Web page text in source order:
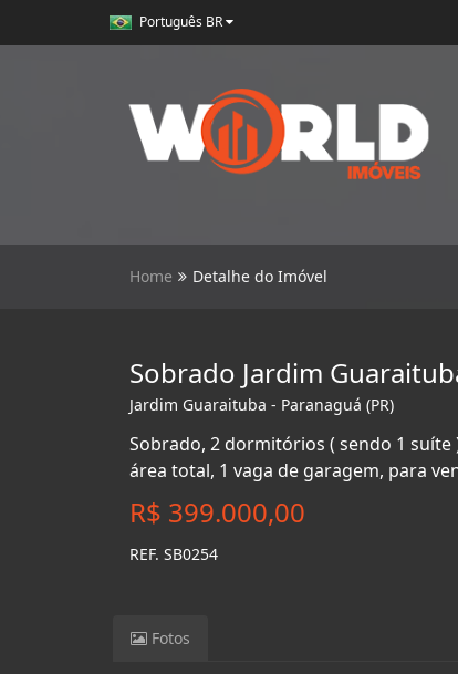
Português BR
Home Detalhe do Imóvel
Sobrado Jardim
Jardim Guaraituba - Paranaguá (PR)
Sobrado, 2 dormitórios ( sendo 1 suíte
área total, 1 vaga de garagem, para
R$ 399.000,00
REF. SB0254
Fotos